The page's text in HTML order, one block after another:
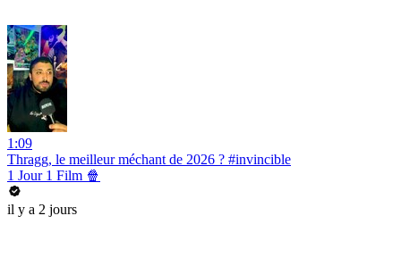
1:09
Thragg, le meilleur méchant de 2026 ? #invincible
1 Jour 1 Film 🍿
il y a 2 jours